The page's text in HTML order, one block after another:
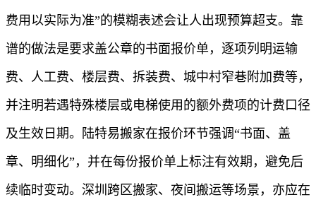
费用以实际为准”的模糊表述会让人出现预算超支。靠
谱的做法是要求盖公章的书面报价单，逐项列明运输
费、人工费、楼层费、拆装费、城中村窄巷附加费等，
并注明若遇特殊楼层或电梯使用的额外费项的计费口径
及生效日期。陆特易搬家在报价环节强调“书面、盖
章、明细化”，并在每份报价单上标注有效期，避免后
续临时变动。深圳跨区搬家、夜间搬运等场景，亦应在